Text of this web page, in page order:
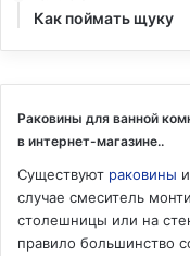
Как поймать щуку
Раковины для ванной
в интернет-магазине..
Существуют раковины
случае смеситель
столешницы или на
правило большинство